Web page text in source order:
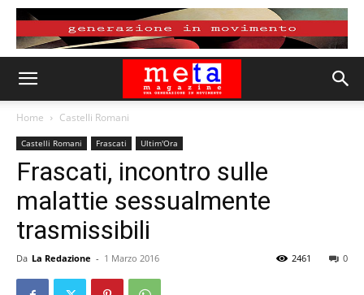
Home Castelli Romani
Castelli Romani Frascati Ultim'Ora
Frascati, incontro sulle
malattie sessualmente
trasmissibili
Da La Redazione - 1 Marzo 2016 0
2461